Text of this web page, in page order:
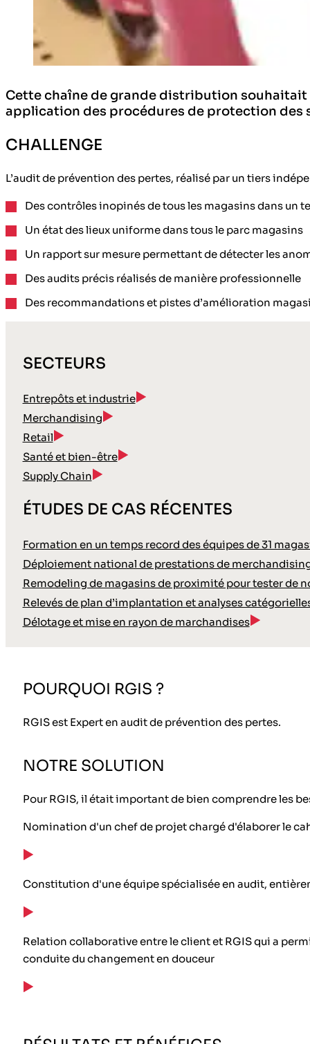
Cette chaîne de grande distribution
application des procédures de protection des
CHALLENGE
L’audit de prévention des pertes, réalisé par un tiers
Des contrôles inopinés de tous les magasins dans un
Un état des lieux uniforme dans tous le parc magasins
Un rapport sur mesure permettant de détecter les
Des audits précis réalisés de manière professionnelle
Des recommandations et pistes d’amélioration
SECTEURS
Entrepôts et industrie
Merchandising
Retail
Santé et bien-être
Supply Chain
ÉTUDES DE CAS RÉCENTES
Formation en un temps record des équipes de 31
Déploiement national de prestations de
Remodeling de magasins de proximité pour tester de
Relevés de plan d’implantation et analyses
Délotage et mise en rayon de marchandises
POURQUOI RGIS ?
RGIS est Expert en audit de prévention des pertes.
NOTRE SOLUTION
Pour RGIS, il était important de bien comprendre les
Nomination d'un chef de projet chargé d'élaborer le
Constitution d'une équipe spécialisée en audit,
Relation collaborative entre le client et RGIS qui a
conduite du changement en douceur